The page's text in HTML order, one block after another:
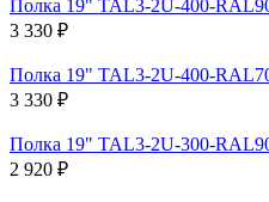
Полка 19" TAL3-2U-400-
3 330 ₽
Полка 19" TAL3-2U-400-
3 330 ₽
Полка 19" TAL3-2U-300-
2 920 ₽